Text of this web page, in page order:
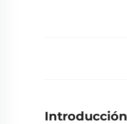
Introducción